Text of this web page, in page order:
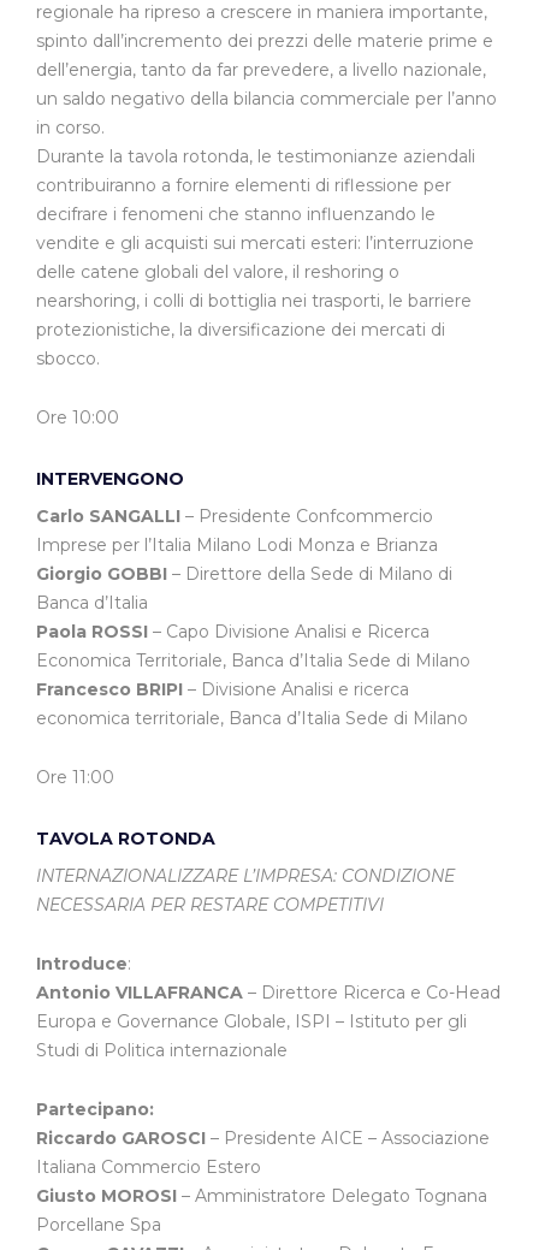
regionale ha ripreso a crescere in maniera importante,
spinto dall’incremento dei prezzi delle materie prime e
dell’energia, tanto da far prevedere, a livello nazionale,
un saldo negativo della bilancia commerciale per l’anno
in corso.
Durante la tavola rotonda, le testimonianze aziendali
contribuiranno a fornire elementi di riflessione per
decifrare i fenomeni che stanno influenzando le
vendite e gli acquisti sui mercati esteri: l’interruzione
delle catene globali del valore, il reshoring o
nearshoring, i colli di bottiglia nei trasporti, le barriere
protezionistiche, la diversificazione dei mercati di
sbocco.
Ore 10:00
INTERVENGONO
Carlo SANGALLI – Presidente Confcommercio
Imprese per l’Italia Milano Lodi Monza e Brianza
Giorgio GOBBI – Direttore della Sede di Milano di
Banca d’Italia
Paola ROSSI – Capo Divisione Analisi e Ricerca
Economica Territoriale, Banca d’Italia Sede di Milano
Francesco BRIPI – Divisione Analisi e ricerca
economica territoriale, Banca d’Italia Sede di Milano
Ore 11:00
TAVOLA ROTONDA
INTERNAZIONALIZZARE L’IMPRESA: CONDIZIONE
NECESSARIA PER RESTARE COMPETITIVI
Introduce:
Antonio VILLAFRANCA – Direttore Ricerca e Co-Head
Europa e Governance Globale, ISPI – Istituto per gli
Studi di Politica internazionale
Partecipano:
Riccardo GAROSCI – Presidente AICE – Associazione
Italiana Commercio Estero
Giusto MOROSI – Amministratore Delegato Tognana
Porcellane Spa